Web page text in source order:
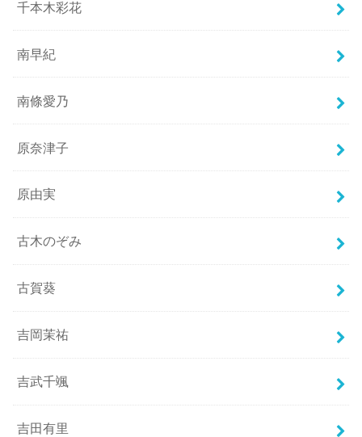
千本木彩花
南早紀
南條愛乃
原奈津子
原由実
古木のぞみ
古賀葵
吉岡茉祐
吉武千颯
吉田有里